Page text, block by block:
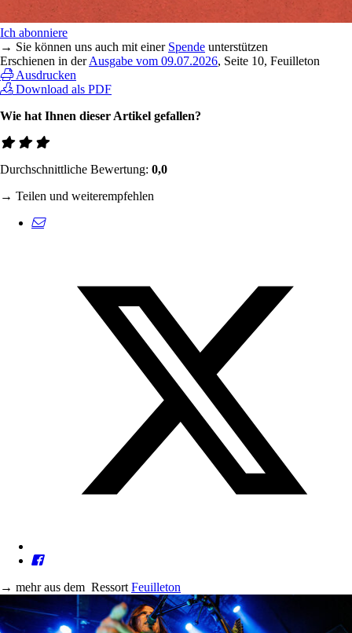
Ich abonniere
→ Sie können uns auch mit einer Spende unterstützen
Erschienen in derAusgabe vom 09.07.2026, Seite 10, Feuilleton
Ausdrucken
Download als PDF
Wie hat Ihnen dieser Artikel gefallen?
Durchschnittliche Bewertung: 0,0
→ Teilen und weiterempfehlen
→ mehr aus dem Ressort Feuilleton